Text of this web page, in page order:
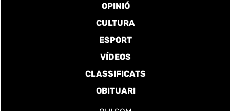
OPINIÓ
CULTURA
ESPORT
VÍDEOS
CLASSIFICATS
OBITUARI